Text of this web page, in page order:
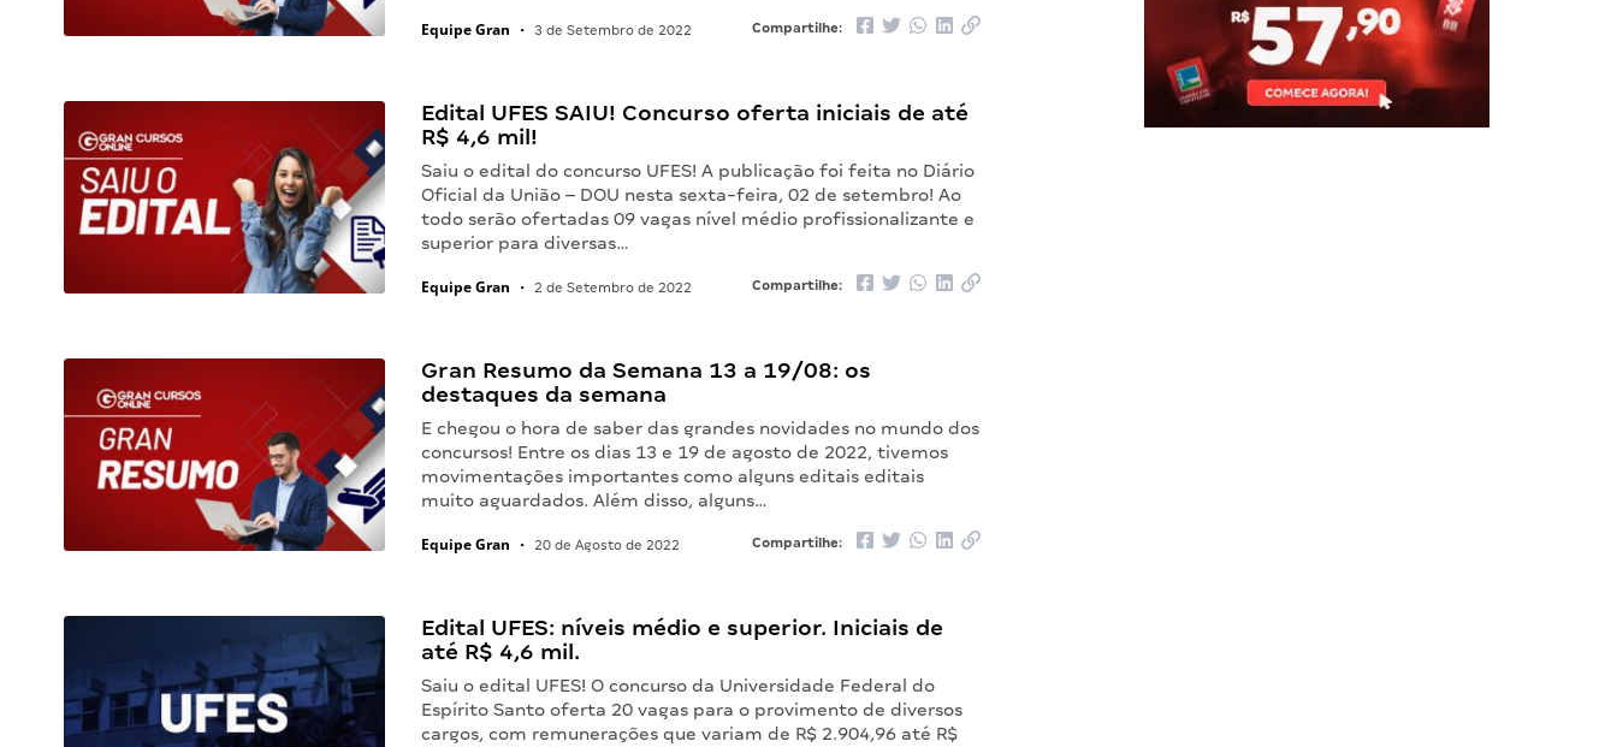
Equipe Gran • 3 de Setembro de 2022 Compartilhe:
Edital UFES SAIU! Concurso oferta iniciais de até
R$ 4,6 mil!
Saiu o edital do concurso UFES! A publicação foi feita no Diário
Oficial da União – DOU nesta sexta-feira, 02 de setembro! Ao
todo serão ofertadas 09 vagas nível médio profissionalizante e
superior para diversas…
Equipe Gran • 2 de Setembro de 2022 Compartilhe:
Gran Resumo da Semana 13 a 19/08: os
destaques da semana
E chegou o hora de saber das grandes novidades no mundo dos
concursos! Entre os dias 13 e 19 de agosto de 2022, tivemos
movimentações importantes como alguns editais editais
muito aguardados. Além disso, alguns…
Equipe Gran • 20 de Agosto de 2022 Compartilhe:
Edital UFES: níveis médio e superior. Iniciais de
até R$ 4,6 mil.
Saiu o edital UFES! O concurso da Universidade Federal do
Espírito Santo oferta 20 vagas para o provimento de diversos
cargos, com remunerações que variam de R$ 2.904,96 até R$